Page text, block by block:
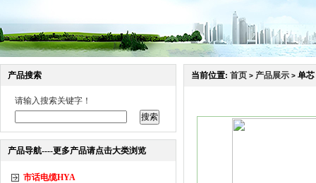
产品搜索
请输入搜索关键字！
产品导航----更多产品请点击大类浏览
市话电缆HYA
当前位置: 首页 > 产品展示 > 单